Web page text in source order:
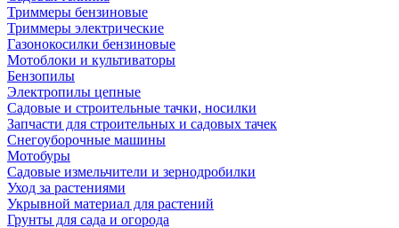
Триммеры бензиновые
Триммеры электрические
Газонокосилки бензиновые
Мотоблоки и культиваторы
Бензопилы
Электропилы цепные
Садовые и строительные тачки, носилки
Запчасти для строительных и садовых тачек
Снегоуборочные машины
Мотобуры
Садовые измельчители и зернодробилки
Уход за растениями
Укрывной материал для растений
Грунты для сада и огорода